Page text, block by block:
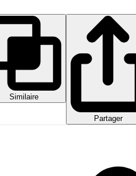
Similaire
Partager